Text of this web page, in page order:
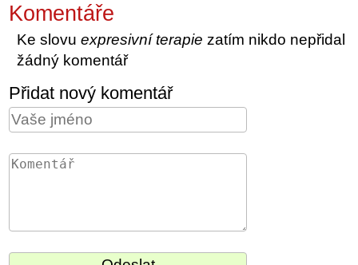
Komentáře
Ke slovuexpresivní terapie zatím nikdo nepřidal
žádný komentář
Přidat nový komentář